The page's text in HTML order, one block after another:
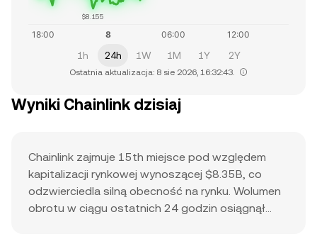
$8.155
1h 24h 1W 1M 1Y 2Y
Ostatnia aktualizacja: 8 sie 2026, 16:32:43.
Wyniki Chainlink dzisiaj
Chainlink zajmuje 15th miejsce pod względem
kapitalizacji rynkowej wynoszącej $8.35B, co
odzwierciedla silną obecność na rynku. Wolumen
obrotu w ciągu ostatnich 24 godzin osiągnął